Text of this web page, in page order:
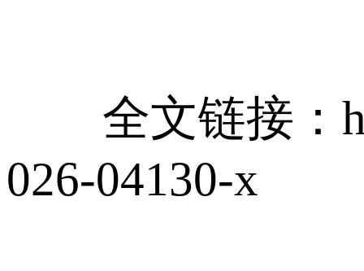
全文链接：
026-04130-x